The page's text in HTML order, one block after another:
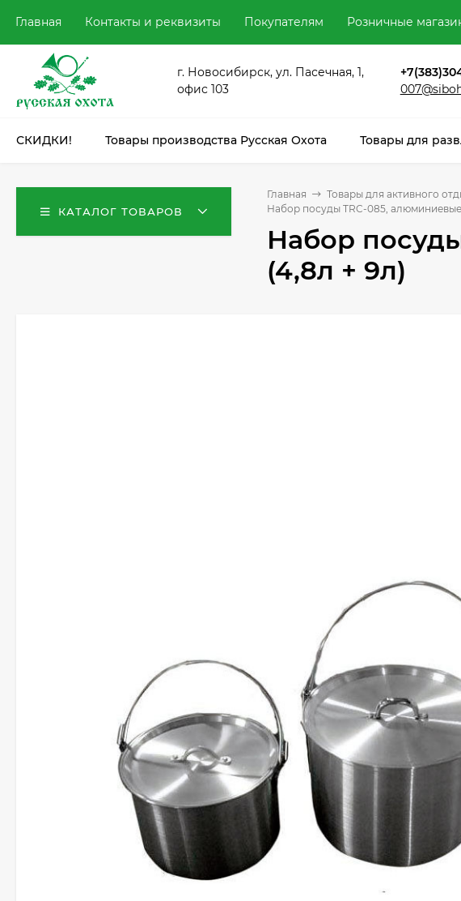
Главная Контакты и реквизиты Покупателям Розничные
г. Новосибирск, ул. Пасечная, 1,
офис 103
СКИДКИ! Товары производства Русская Охота Товары для
КАТАЛОГ ТОВАРОВ
Главная Товары для активного
Набор посуды TRC-085,
Набор
(4,8л + 9л)